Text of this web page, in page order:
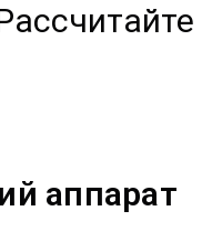
аппарат